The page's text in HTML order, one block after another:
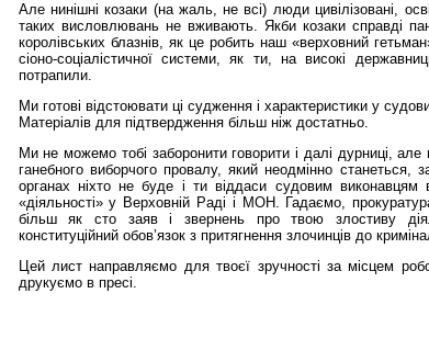
Але нинішні козаки (на жаль, не всі) люди цивілізовані,
таких висловлювань не вживають. Якби козаки справді
королівських блазнів, як це робить наш «верховний
сіоно-соціалістичної системи, як ти, на високі
потрапили.
Ми готові відстоювати ці судження і характеристики у
Матеріалів для підтвердження більш ніж достатньо.
Ми не можемо тобі заборонити говорити і далі дурниці,
ганебного виборчого провалу, який неодмінно станеться,
органах ніхто не буде і ти віддаси судовим
«діяльності» у Верховній Раді і МОН. Гадаємо,
більш як сто заяв і звернень про твою злостиву
конституційний обов’язок з притягнення злочинців до
Цей лист направляємо для твоєї зручності за місцем
друкуємо в пресі.